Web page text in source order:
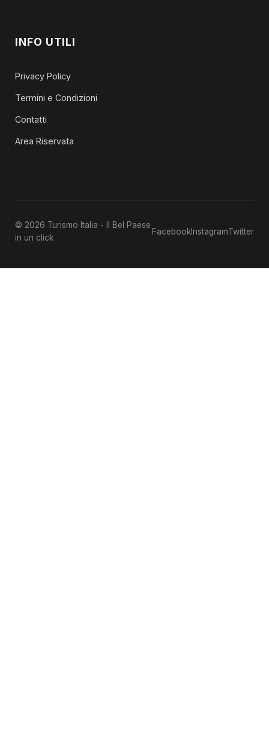
INFO UTILI
Privacy Policy
Termini e Condizioni
Contatti
Area Riservata
© 2026 Turismo Italia - Il Bel Paese
in un click
FacebookInstagramTwitter